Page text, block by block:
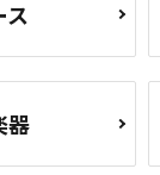
ス
器